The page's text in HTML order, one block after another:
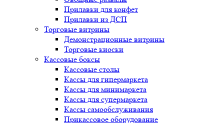
Прилавки для конфет
Прилавки из ДСП
Торговые витрины
Демонстрационные витрины
Торговые киоски
Кассовые боксы
Кассовые столы
Кассы для гипермаркета
Кассы для минимаркета
Кассы для супермаркета
Кассы самообслуживания
Прикассовое оборудование